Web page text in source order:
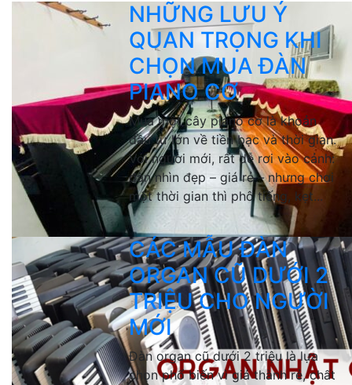
NHỮNG LƯU Ý
QUAN TRỌNG KHI
CHỌN MUA ĐÀN
PIANO CƠ
Mua một cây piano cơ là khoản
đầu tư lớn về tiền bạc và thời gian.
Với người mới, rất dễ rơi vào cảnh:
đàn nhìn đẹp – giá rẻ – nhưng chơi
một thời gian thì phô tiếng, kẹt...
CÁC MẪU ĐÀN
ORGAN CŨ DƯỚI 2
TRIỆU CHO NGƯỜI
MỚI
Đàn organ cũ dưới 2 triệu là lựa
chọn phổ biến vì giá thành rẻ, chất